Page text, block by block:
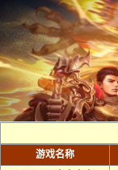
游戏名称